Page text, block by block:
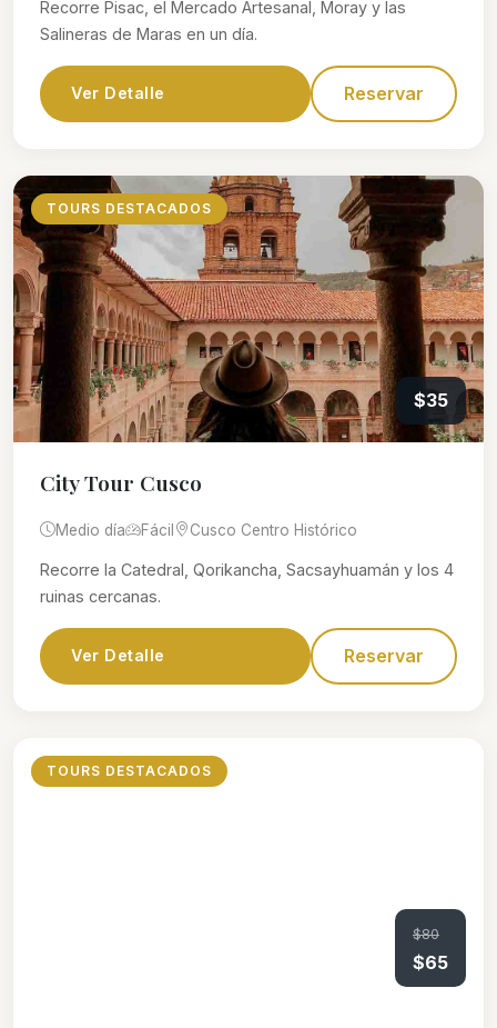
Recorre Pisac, el Mercado Artesanal, Moray y las
Salineras de Maras en un día.
Ver Detalle Reservar
TOURS DESTACADOS
$35
City Tour Cusco
Medio día Fácil Cusco Centro Histórico
Recorre la Catedral, Qorikancha, Sacsayhuamán y los 4
ruinas cercanas.
Ver Detalle Reservar
TOURS DESTACADOS
$80
$65